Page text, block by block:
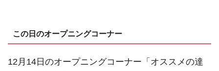
この日のオープニングコーナー
12月14日のオープニングコーナー「オススメの達